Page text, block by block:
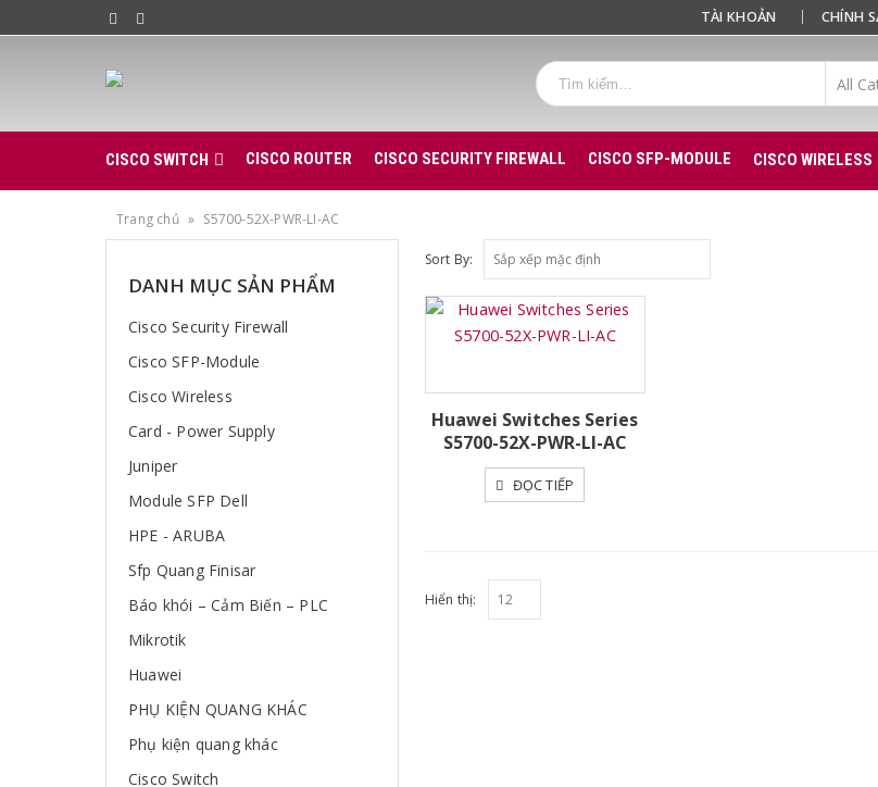
TÀI KHOẢN CHÍNH
CISCO SWITCH CISCO ROUTER CISCO SECURITY FIREWALL CISCO SFP-MODULE CISCO WIRELESS
Trang chủ » S5700-52X-PWR-LI-AC
Sort By:
Huawei Switches Series
S5700-52X-PWR-LI-AC
ĐỌC TIẾP
Hiển thị:
DANH MỤC SẢN PHẨM
Cisco Security Firewall
Cisco SFP-Module
Cisco Wireless
Card - Power Supply
Juniper
Module SFP Dell
HPE - ARUBA
Sfp Quang Finisar
Báo khói – Cảm Biến – PLC
Mikrotik
Huawei
PHỤ KIỆN QUANG KHÁC
Phụ kiện quang khác
Cisco Switch